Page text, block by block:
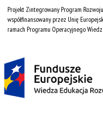
Projekt Zintegrowany Program
współfinansowany przez Unię
ramach Programu Operacyjnego